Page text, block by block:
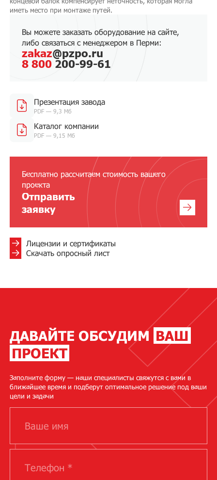
иметь место при монтаже путей.
Вы можете заказать оборудование на сайте,
либо связаться с менеджером в Перми:
zakaz@pzpo.ru
8 800 200-99-61
Презентация завода
PDF — 9,3 Мб
Каталог компании
PDF — 9,15 Мб
Бесплатно рассчитаем стоимость вашего
проекта
Отправить
заявку
Лицензии и сертификаты
Скачать опросный лист
ДАВАЙТЕ ОБСУДИМ ВАШ
ПРОЕКТ
Заполните форму — наши специалисты свяжутся с вами в
ближайшее время и подберут оптимальное решение под ваши
цели и задачи